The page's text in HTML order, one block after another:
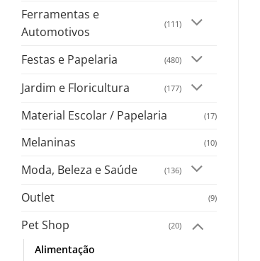
Ferramentas e
Automotivos
(111)
Festas e Papelaria (480)
Jardim e Floricultura (177)
Material Escolar / Papelaria (17)
Melaninas (10)
Moda, Beleza e Saúde (136)
Outlet (9)
Pet Shop (20)
Alimentação